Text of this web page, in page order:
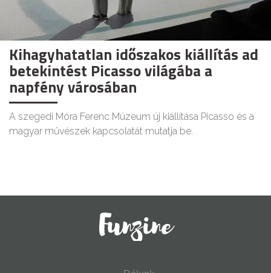
Kihagyhatatlan időszakos kiállítás ad
betekintést Picasso világába a
napfény városában
A szegedi Móra Ferenc Múzeum új kiállítása Picasso és a
magyar művészek kapcsolatát mutatja be.